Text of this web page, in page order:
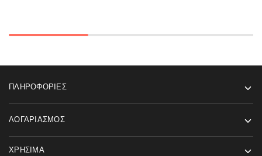
ΠΛΗΡΟΦΟΡΊΕΣ
ΛΟΓΑΡΙΑΣΜΌΣ
ΧΡΉΣΙΜΑ